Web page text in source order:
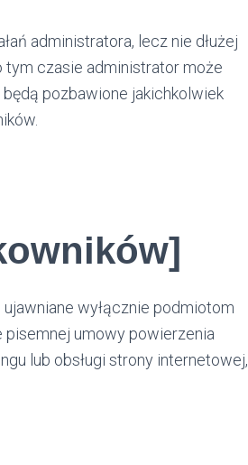
administratora, lecz nie dłużej
tym czasie administrator może
pozbawione jakichkolwiek
wyłącznie podmiotom
umowy powierzenia
lub obsługi strony internetowej,